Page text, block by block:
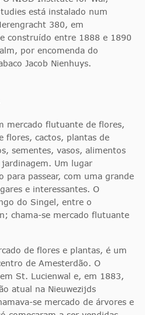
está instalado num
380, em
construído entre 1888 e 1890
por encomenda do
Jacob Nienhuys.
mercado flutuante de flores,
flores, cactos, plantas de
sementes, vasos, alimentos
Um lugar
para passear, com uma grande
e interessantes. O
do Singel, entre o
chama-se mercado flutuante
de flores e plantas, é um
de Amesterdão. O
St. Lucienwal e, em 1883,
atual na Nieuwezijds
se mercado de árvores e